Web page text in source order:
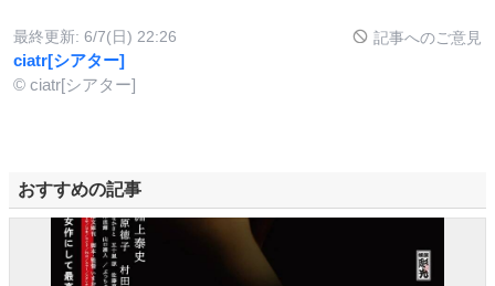
最終更新: 6/7(日) 22:26 記事へのご意見
ciatr[シアター]
© ciatr[シアター]
おすすめの記事